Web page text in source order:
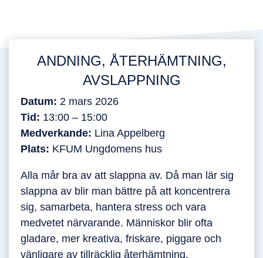
ANDNING, ÅTERHÄMTNING,
AVSLAPPNING
Datum: 2 mars 2026
Tid: 13:00 – 15:00
Medverkande: Lina Appelberg
Plats: KFUM Ungdomens hus
Alla mår bra av att slappna av. Då man lär sig
slappna av blir man bättre på att koncentrera
sig, samarbeta, hantera stress och vara
medvetet närvarande. Människor blir ofta
gladare, mer kreativa, friskare, piggare och
vänligare av tillräcklig återhämtning.